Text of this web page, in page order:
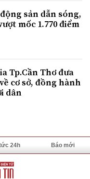
sản dẫn sóng,
mốc 1.770 điểm
Tp.Cần Thơ đưa
cơ sở, đồng hành
dân
24h Báo mới